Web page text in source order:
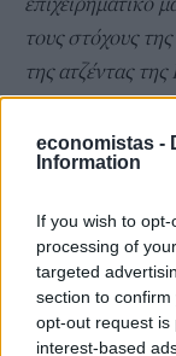
economistas -
Information
If you wish to
processing of
targeted
section to
opt-out request is
interest-based
τους στόχους
της ατζέντας
πλάνο αυτό έχει
Ανάκαμψης και
δύο συστημικές
ανάπτυξη του
ψήφο
δικτυακές